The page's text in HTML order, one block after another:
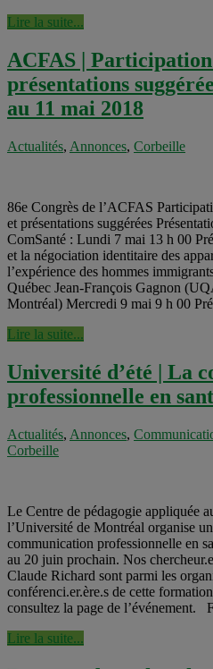
Lire la suite...
ACFAS |
présentations
au 11 mai 2018
Actualités, Annonces, Corbeille
86e Congrès de l’ACFAS
et présentations suggérées
ComSanté : Lundi 7 mai 13 h 00
et la négociation identitaire des
l’expérience des hommes
Québec Jean-François Gagnon
Montréal) Mercredi 9 mai 9 h 00
Lire la suite...
Université d’été | La
professionnelle en
Actualités, Annonces,
Corbeille
Le Centre de pédagogie appliquée
l’Université de Montréal organise
communication professionnelle en
au 20 juin prochain. Nos
Claude Richard sont parmi les
conférenci.er.ère.s de cette
consultez la page de l’événement.
Lire la suite...